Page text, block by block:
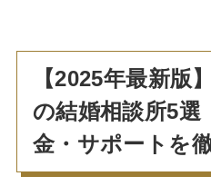
【2025年最新版
の結婚相談所5選
金・サポートを